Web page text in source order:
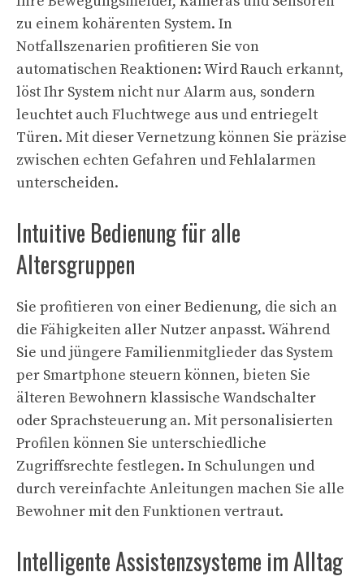
zu einem kohärenten System. In
Notfallszenarien profitieren Sie von
automatischen Reaktionen: Wird Rauch erkannt,
löst Ihr System nicht nur Alarm aus, sondern
leuchtet auch Fluchtwege aus und entriegelt
Türen. Mit dieser Vernetzung können Sie präzise
zwischen echten Gefahren und Fehlalarmen
unterscheiden.
Intuitive Bedienung für alle
Altersgruppen
Sie profitieren von einer Bedienung, die sich an
die Fähigkeiten aller Nutzer anpasst. Während
Sie und jüngere Familienmitglieder das System
per Smartphone steuern können, bieten Sie
älteren Bewohnern klassische Wandschalter
oder Sprachsteuerung an. Mit personalisierten
Profilen können Sie unterschiedliche
Zugriffsrechte festlegen. In Schulungen und
durch vereinfachte Anleitungen machen Sie alle
Bewohner mit den Funktionen vertraut.
Intelligente Assistenzsysteme im Alltag